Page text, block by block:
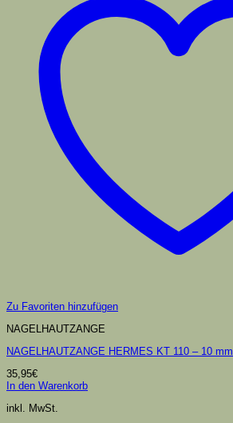
Zu Favoriten hinzufügen
NAGELHAUTZANGE
NAGELHAUTZANGE HERMES KT 110 – 10 mm
35,95€
In den Warenkorb
inkl. MwSt.